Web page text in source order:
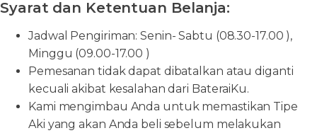
Syarat dan Ketentuan Belanja:
Jadwal Pengiriman: Senin- Sabtu (08.30-17.00 ),
Minggu (09.00-17.00 )
Pemesanan tidak dapat dibatalkan atau diganti
kecuali akibat kesalahan dari BateraiKu.
Kami mengimbau Anda untuk memastikan Tipe
Aki yang akan Anda beli sebelum melakukan